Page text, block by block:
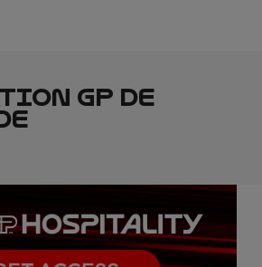
GP DE